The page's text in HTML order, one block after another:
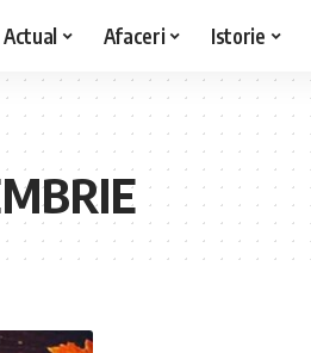
Actual Afaceri Istorie